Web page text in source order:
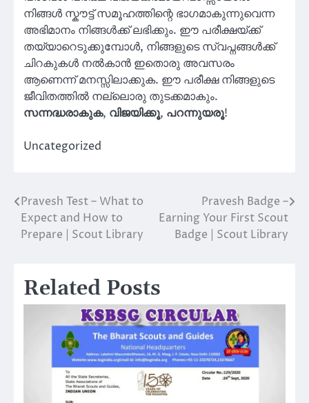
നിങ്ങൾ സ്കൗട്ട് സമൂഹത്തിന്റെ ഭാഗമാകുന്നുവെന്ന
അഭിമാനം നിങ്ങൾക്ക് ലഭിക്കും. ഈ പരീക്ഷയ്ക്ക്
തയ്യാറെടുക്കുമ്പോൾ, നിങ്ങളുടെ സ്വപ്നങ്ങൾക്ക്
ചിറകുകൾ നൽകാൻ ഇതൊരു അവസരം
ആണെന്ന് മനസ്സിലാക്കുക. ഈ പരീക്ഷ നിങ്ങളുടെ
ജീവിതത്തിൽ നല്ലൊരു തുടക്കമാകും.
സന്നദ്ധരാകുക, വിജയിക്കൂ, പറന്നുയരൂ!
Uncategorized
Post
navigation
Pravesh Test – What to
Expect and How to
Prepare | Scout Library
Pravesh Badge –
Earning Your First Scout
Badge | Scout Library
Related Posts